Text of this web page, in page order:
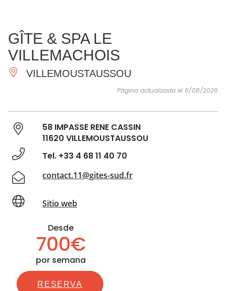
IMPRESCINDIBLES
HACER
GÎTE & SPA LE
VILLEMACHOIS
VILLEMOUSTAUSSOU
Página actualizada el 6/08/2026
58 IMPASSE RENE CASSIN
11620 VILLEMOUSTAUSSOU
Tel. +33 4 68 11 40 70
contact.11@gites-sud.fr
Sitio web
Desde
700€
por semana
RESERVA